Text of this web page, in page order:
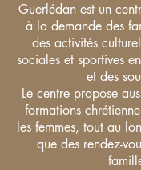
Guerlédan est un
à la demande des
des activités
sociales et sportives
et des
Le centre propose
formations
les femmes, tout au
que des rendez-